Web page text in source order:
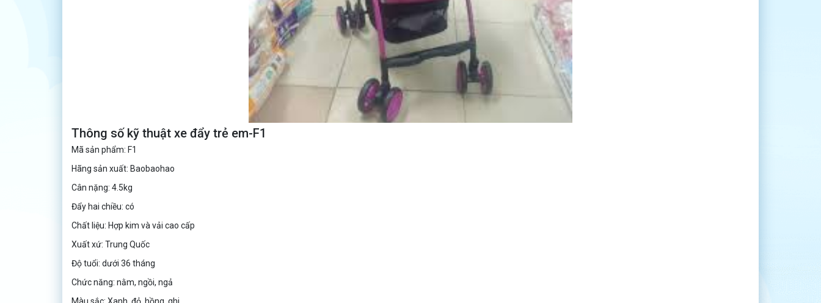
Thông số kỹ thuật xe đẩy trẻ em-F1
Mã sản phẩm: F1
Hãng sản xuất: Baobaohao
Cân nặng: 4.5kg
Đẩy hai chiều: có
Chất liệu: Hợp kim và vải cao cấp
Xuất xứ: Trung Quốc
Độ tuổi: dưới 36 tháng
Chức năng: nằm, ngồi, ngả